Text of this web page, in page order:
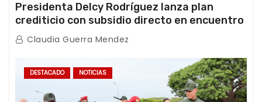
Presidenta Delcy Rodríguez lanza plan
crediticio con subsidio directo en encuentro
con Juntas de Condominio
Claudia Guerra Mendez
DESTACADO NOTICIAS